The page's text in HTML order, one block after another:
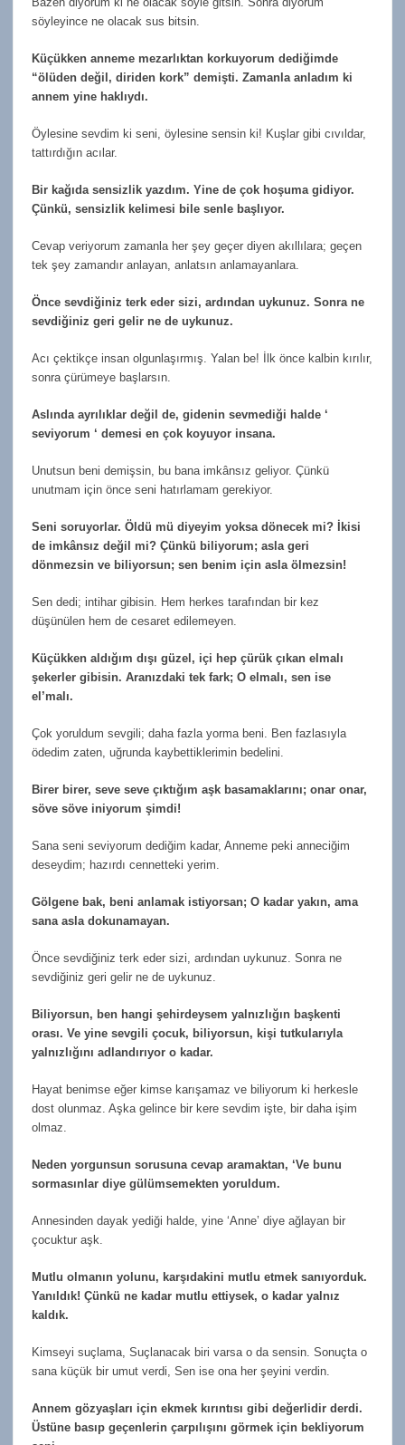
söyleyince ne olacak sus bitsin.
Küçükken anneme mezarlıktan korkuyorum dediğimde
“ölüden değil, diriden kork” demişti. Zamanla anladım ki
annem yine haklıydı.
Öylesine sevdim ki seni, öylesine sensin ki! Kuşlar gibi cıvıldar,
tattırdığın acılar.
Bir kağıda sensizlik yazdım. Yine de çok hoşuma gidiyor.
Çünkü, sensizlik kelimesi bile senle başlıyor.
Cevap veriyorum zamanla her şey geçer diyen akıllılara; geçen
tek şey zamandır anlayan, anlatsın anlamayanlara.
Önce sevdiğiniz terk eder sizi, ardından uykunuz. Sonra ne
sevdiğiniz geri gelir ne de uykunuz.
Acı çektikçe insan olgunlaşırmış. Yalan be! İlk önce kalbin kırılır,
sonra çürümeye başlarsın.
Aslında ayrılıklar değil de, gidenin sevmediği halde ‘
seviyorum ‘ demesi en çok koyuyor insana.
Unutsun beni demişsin, bu bana imkânsız geliyor. Çünkü
unutmam için önce seni hatırlamam gerekiyor.
Seni soruyorlar. Öldü mü diyeyim yoksa dönecek mi? İkisi
de imkânsız değil mi? Çünkü biliyorum; asla geri
dönmezsin ve biliyorsun; sen benim için asla ölmezsin!
Sen dedi; intihar gibisin. Hem herkes tarafından bir kez
düşünülen hem de cesaret edilemeyen.
Küçükken aldığım dışı güzel, içi hep çürük çıkan elmalı
şekerler gibisin. Aranızdaki tek fark; O elmalı, sen ise
el’malı.
Çok yoruldum sevgili; daha fazla yorma beni. Ben fazlasıyla
ödedim zaten, uğrunda kaybettiklerimin bedelini.
Birer birer, seve seve çıktığım aşk basamaklarını; onar onar,
söve söve iniyorum şimdi!
Sana seni seviyorum dediğim kadar, Anneme peki anneciğim
deseydim; hazırdı cennetteki yerim.
Gölgene bak, beni anlamak istiyorsan; O kadar yakın, ama
sana asla dokunamayan.
Önce sevdiğiniz terk eder sizi, ardından uykunuz. Sonra ne
sevdiğiniz geri gelir ne de uykunuz.
Biliyorsun, ben hangi şehirdeysem yalnızlığın başkenti
orası. Ve yine sevgili çocuk, biliyorsun, kişi tutkularıyla
yalnızlığını adlandırıyor o kadar.
Hayat benimse eğer kimse karışamaz ve biliyorum ki herkesle
dost olunmaz. Aşka gelince bir kere sevdim işte, bir daha işim
olmaz.
Neden yorgunsun sorusuna cevap aramaktan, ‘Ve bunu
sormasınlar diye gülümsemekten yoruldum.
Annesinden dayak yediği halde, yine ‘Anne’ diye ağlayan bir
çocuktur aşk.
Mutlu olmanın yolunu, karşıdakini mutlu etmek sanıyorduk.
Yanıldık! Çünkü ne kadar mutlu ettiysek, o kadar yalnız
kaldık.
Kimseyi suçlama, Suçlanacak biri varsa o da sensin. Sonuçta o
sana küçük bir umut verdi, Sen ise ona her şeyini verdin.
Annem gözyaşları için ekmek kırıntısı gibi değerlidir derdi.
Üstüne basıp geçenlerin çarpılışını görmek için bekliyorum